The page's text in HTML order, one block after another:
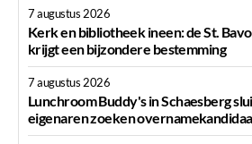
7 augustus 2026
Kerk en bibliotheek ineen: de St.
krijgt een bijzondere bestemming
7 augustus 2026
Lunchroom Buddy's in Schaesberg
eigenaren zoeken